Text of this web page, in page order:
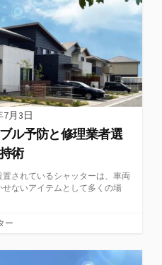
7月3日
ル予防と修理業者選
術
されているシャッターは、車両
ないアイテムとして多くの場
ー